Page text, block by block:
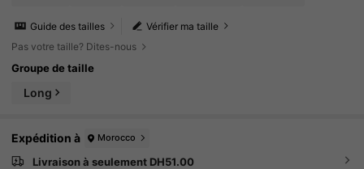
Vérifier ma taille
Guide des tailles
Pas votre taille? Dites-nous
Groupe de taille
Long
Expédition à Morocco
Livraison à seulement DH51.00